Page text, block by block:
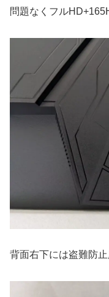
問題なくフル
背面右下には盗難防